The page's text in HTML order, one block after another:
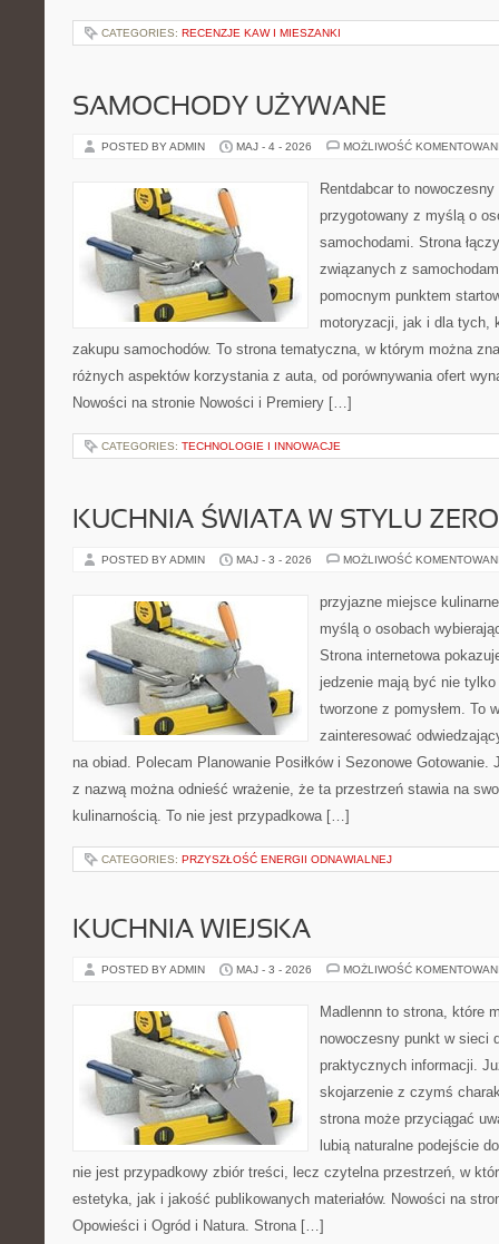
CATEGORIES: RECENZJE KAW I MIESZANKI
SAMOCHODY UŻYWANE
POSTED BY ADMIN MAJ - 4 - 2026 MOŻLIWOŚĆ
Rentdabcar to
przygotowany z myślą o
samochodami. Strona
związanych z
pomocnym punktem
motoryzacji, jak i dla tych,
zakupu samochodów. To strona tematyczna, w którym można
różnych aspektów korzystania z auta, od porównywania ofert
Nowości na stronie Nowości i Premiery […]
CATEGORIES: TECHNOLOGIE I INNOWACJE
KUCHNIA ŚWIATA W STYLU
POSTED BY ADMIN MAJ - 3 - 2026 MOŻLIWOŚĆ
przyjazne miejsce
myślą o osobach
Strona internetowa
jedzenie mają być nie
tworzone z pomysłem. To
zainteresować
na obiad. Polecam Planowanie Posiłków i Sezonowe Gotowanie.
z nazwą można odnieść wrażenie, że ta przestrzeń stawia na
kulinarnością. To nie jest przypadkowa […]
CATEGORIES: PRZYSZŁOŚĆ ENERGII ODNAWIALNEJ
KUCHNIA WIEJSKA
POSTED BY ADMIN MAJ - 3 - 2026 MOŻLIWOŚĆ
Madlennn to strona, które
nowoczesny punkt w sieci
praktycznych informacji.
skojarzenie z czymś
strona może przyciągać
lubią naturalne podejście
nie jest przypadkowy zbiór treści, lecz czytelna przestrzeń, w
estetyka, jak i jakość publikowanych materiałów. Nowości na
Opowieści i Ogród i Natura. Strona […]